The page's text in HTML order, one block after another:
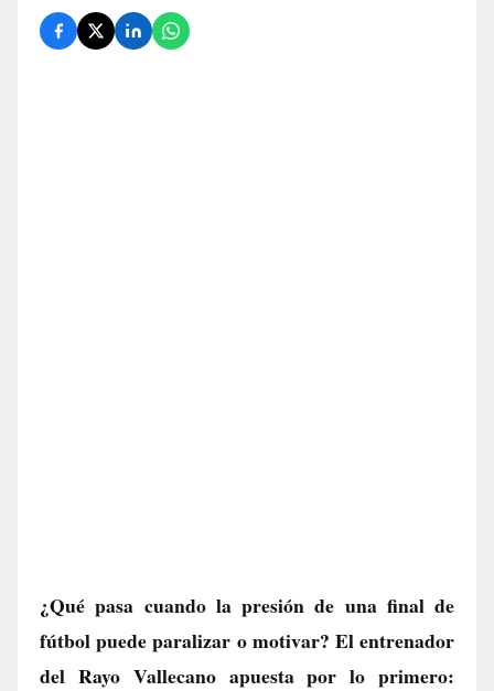
¿Qué pasa cuando la presión de una final de
fútbol puede paralizar o motivar? El entrenador
del Rayo Vallecano apuesta por lo primero: